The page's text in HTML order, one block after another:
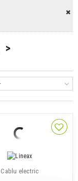
>
Cablu electric